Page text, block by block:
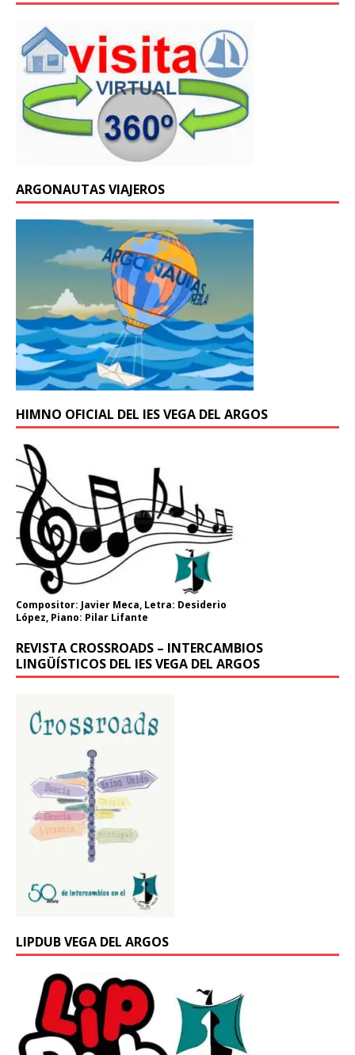
ARGONAUTAS VIAJEROS
HIMNO OFICIAL DEL IES VEGA DEL ARGOS
Compositor: Javier Meca, Letra: Desiderio
López, Piano: Pilar Lifante
REVISTA CROSSROADS – INTERCAMBIOS
LINGÜÍSTICOS DEL IES VEGA DEL ARGOS
LIPDUB VEGA DEL ARGOS